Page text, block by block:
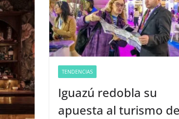
TENDENCIAS
Iguazú redobla su
apuesta al turismo de